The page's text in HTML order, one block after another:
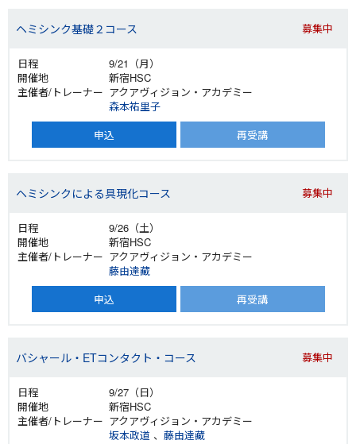
ヘミシンク基礎２コース 募集中
9/21（月）
新宿HSC
アクアヴィジョン・アカデミー
森本祐里子
申込
再受講
ヘミシンクによる具現化コース 募集中
9/26（土）
新宿HSC
アクアヴィジョン・アカデミー
藤由達藏
申込
再受講
バシャール・ETコンタクト・コース 募集中
9/27（日）
新宿HSC
アクアヴィジョン・アカデミー
坂本政道 、 藤由達藏